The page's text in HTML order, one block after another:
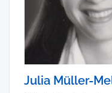
Julia Müller-